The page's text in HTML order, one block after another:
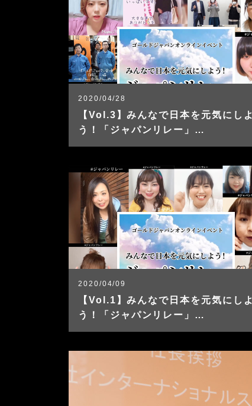
2020/04/28
【Vol.3】みんなで日本を元気にしよ
う！「ジャパンリレー」…
2020/04/09
【Vol.1】みんなで日本を元気にしよ
う！「ジャパンリレー」…